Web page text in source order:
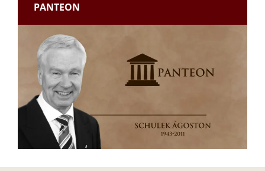
PANTEON